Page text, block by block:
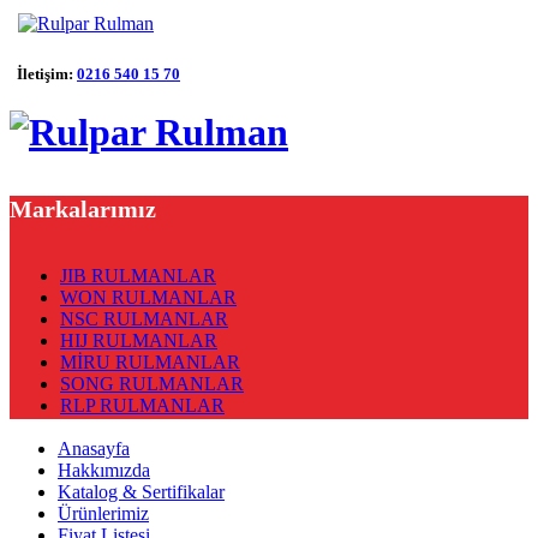
İletişim: 0216 540 15 70
Markalarımız
JIB RULMANLAR
WON RULMANLAR
NSC RULMANLAR
HIJ RULMANLAR
MİRU RULMANLAR
SONG RULMANLAR
RLP RULMANLAR
Anasayfa
Hakkımızda
Katalog & Sertifikalar
Ürünlerimiz